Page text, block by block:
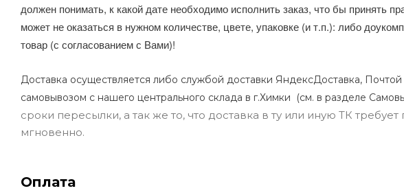
должен понимать, к какой дате необходимо исполнить заказ, что бы принять
может не оказаться в нужном количестве, цвете, упаковке (и т.п.): либо
товар (с согласованием с Вами)!
Доставка осуществляется либо службой доставки ЯндексДоставка,
самовывозом с нашего центрального склада в г.Химки (см. в разделе
сроки пересылки, а так же то, что доставка в ту или иную ТК
мгновенно.
Оплата